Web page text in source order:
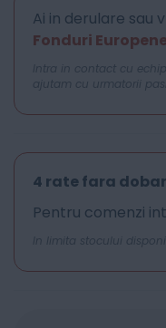
Ai in derulare sau
Fonduri
Intra in contact cu
ajutam cu urmatorii pasi.
4 rate fara
Pentru comenzi
In limita stocului